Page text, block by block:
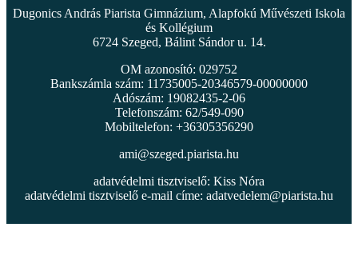
Dugonics András Piarista Gimnázium, Alapfokú Művészeti Iskola
és Kollégium
6724 Szeged, Bálint Sándor u. 14.
OM azonosító: 029752
Bankszámla szám: 11735005-20346579-00000000
Adószám: 19082435-2-06
Telefonszám: 62/549-090
Mobiltelefon: +36305356290
ami@szeged.piarista.hu
adatvédelmi tisztviselő: Kiss Nóra
adatvédelmi tisztviselő e-mail címe: adatvedelem@piarista.hu